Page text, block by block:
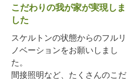
こだわりの我が家が実現しま
した
スケルトンの状態からのフルリ
ノベーションをお願いしまし
た。
間接照明など、たくさんのこだ